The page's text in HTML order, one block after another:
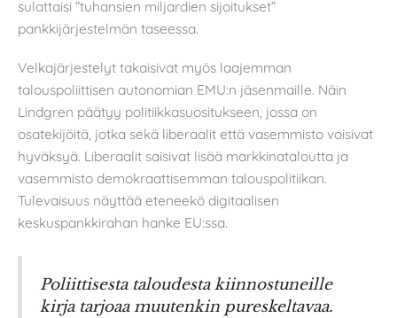
sulattaisi ”tuhansien miljardien sijoitukset”
pankkijärjestelmän taseessa.
Velkajärjestelyt takaisivat myös laajemman
talouspoliittisen autonomian EMU:n jäsenmaille. Näin
Lindgren päätyy politiikkasuositukseen, jossa on
osatekijöitä, jotka sekä liberaalit että vasemmisto voisivat
hyväksyä. Liberaalit saisivat lisää markkinataloutta ja
vasemmisto demokraattisemman talouspolitiikan.
Tulevaisuus näyttää eteneekö digitaalisen
keskuspankkirahan hanke EU:ssa.
Poliittisesta taloudesta kiinnostuneille
kirja tarjoaa muutenkin pureskeltavaa.